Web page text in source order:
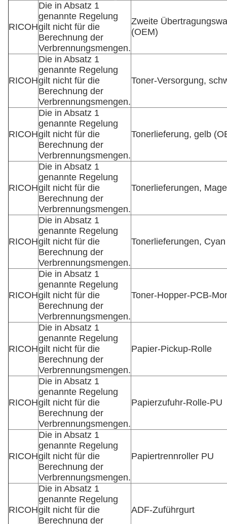
RICOH
Die in Absatz 1
genannte Regelung
gilt nicht für die
Berechnung der
Verbrennungsmengen.
Zweite
(OEM)
RICOH
Die in Absatz 1
genannte Regelung
gilt nicht für die
Berechnung der
Verbrennungsmengen.
Toner-Versorgung,
RICOH
Die in Absatz 1
genannte Regelung
gilt nicht für die
Berechnung der
Verbrennungsmengen.
Tonerlieferung, gelb
RICOH
Die in Absatz 1
genannte Regelung
gilt nicht für die
Berechnung der
Verbrennungsmengen.
Tonerlieferungen,
RICOH
Die in Absatz 1
genannte Regelung
gilt nicht für die
Berechnung der
Verbrennungsmengen.
Tonerlieferungen,
RICOH
Die in Absatz 1
genannte Regelung
gilt nicht für die
Berechnung der
Verbrennungsmengen.
Toner-Hopper-PCB-
RICOH
Die in Absatz 1
genannte Regelung
gilt nicht für die
Berechnung der
Verbrennungsmengen.
Papier-Pickup-Rolle
RICOH
Die in Absatz 1
genannte Regelung
gilt nicht für die
Berechnung der
Verbrennungsmengen.
Papierzufuhr-Rolle-PU
RICOH
Die in Absatz 1
genannte Regelung
gilt nicht für die
Berechnung der
Verbrennungsmengen.
Papiertrennroller PU
RICOH
Die in Absatz 1
genannte Regelung
gilt nicht für die
Berechnung der
ADF-Zuführgurt